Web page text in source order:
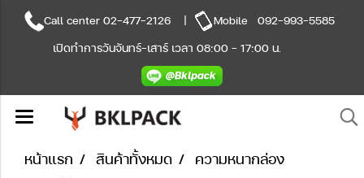
Call center 02-477-2126 | Mobile 092-993-5585
เปิดทำการวันจันทร์-เสาร์ เวลา 08:00 - 17:00 น.
หน้าแรก สินค้าทั้งหมด
ความหนากล่อง